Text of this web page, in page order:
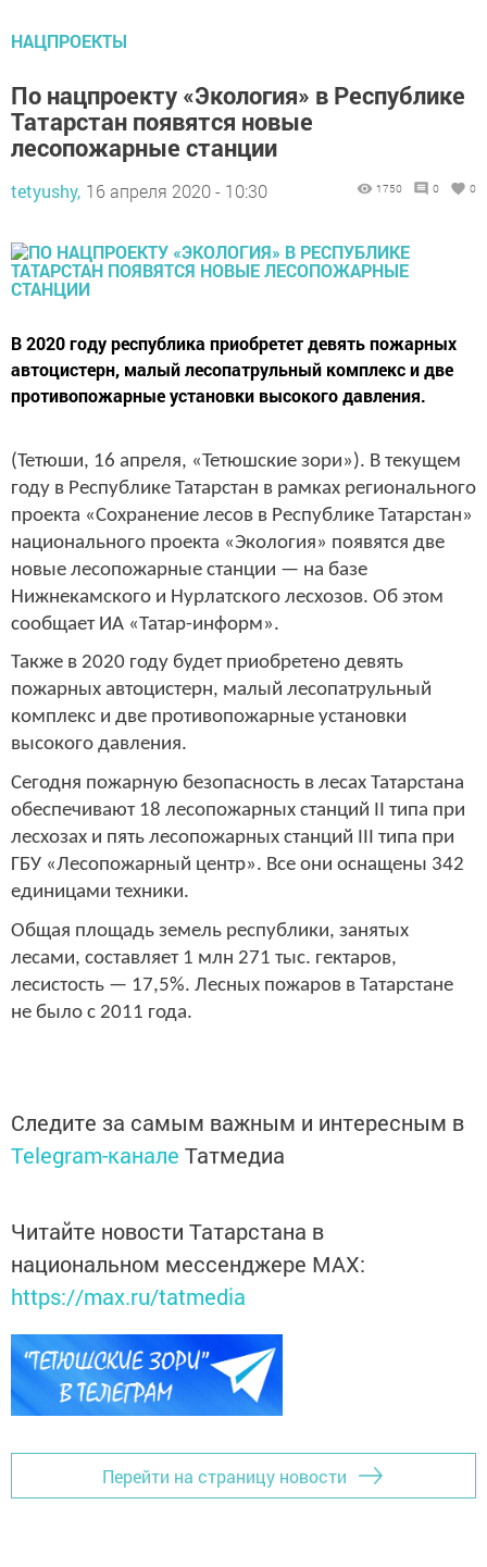
НАЦПРОЕКТЫ
По нацпроекту «Экология» в Республике
Татарстан появятся новые
лесопожарные станции
tetyushy, 16 апреля 2020 - 10:30 1750 0 0
В 2020 году республика приобретет девять пожарных
автоцистерн, малый лесопатрульный комплекс и две
противопожарные установки высокого давления.
(Тетюши, 16 апреля, «Тетюшские зори»). В текущем
году в Республике Татарстан в рамках регионального
проекта «Сохранение лесов в Республике Татарстан»
национального проекта «Экология» появятся две
новые лесопожарные станции — на базе
Нижнекамского и Нурлатского лесхозов. Об этом
сообщает ИА «Татар-информ».
Также в 2020 году будет приобретено девять
пожарных автоцистерн, малый лесопатрульный
комплекс и две противопожарные установки
высокого давления.
Сегодня пожарную безопасность в лесах Татарстана
обеспечивают 18 лесопожарных станций II типа при
лесхозах и пять лесопожарных станций III типа при
ГБУ «Лесопожарный центр». Все они оснащены 342
единицами техники.
Общая площадь земель республики, занятых
лесами, составляет 1 млн 271 тыс. гектаров,
лесистость — 17,5%. Лесных пожаров в Татарстане
не было с 2011 года.
Следите за самым важным и интересным в
Telegram-канале Татмедиа
Читайте новости Татарстана в
национальном мессенджере MАХ:
https://max.ru/tatmedia
Перейти на страницу новости